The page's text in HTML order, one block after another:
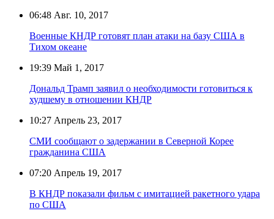
06:48 Авг. 10, 2017
Военные КНДР готовят план атаки на базу США в
Тихом океане
19:39 Май 1, 2017
Дональд Трамп заявил о необходимости готовиться к
худшему в отношении КНДР
10:27 Апрель 23, 2017
СМИ сообщают о задержании в Северной Корее
гражданина США
07:20 Апрель 19, 2017
В КНДР показали фильм с имитацией ракетного удара
по США